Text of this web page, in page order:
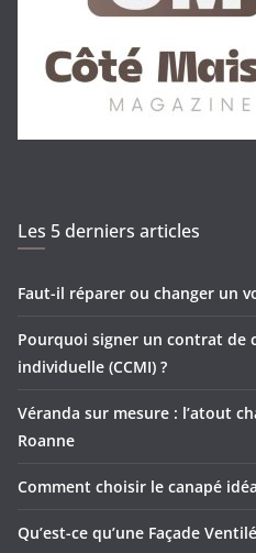
Les 5 derniers articles
Faut-il réparer ou changer un
Pourquoi signer un contrat de
individuelle (CCMI) ?
Véranda sur mesure : l’atout
Roanne
Comment choisir le canapé
Qu’est-ce qu’une Façade